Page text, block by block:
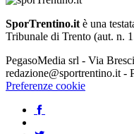
SporTrentino.it è una
Tribunale di Trento (aut. n.
PegasoMedia srl - Via
redazione@sportrentino.it -
Preferenze cookie